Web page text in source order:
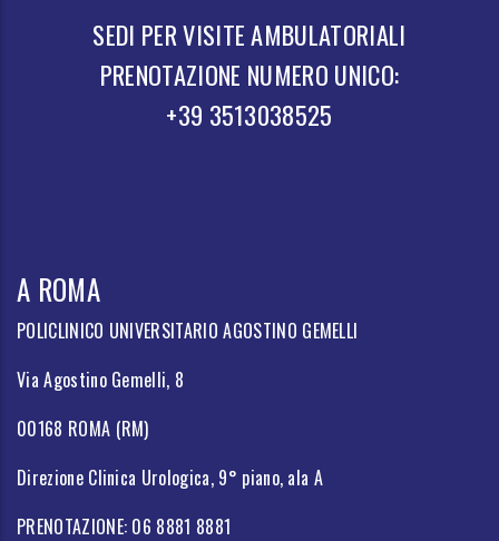
SEDI PER VISITE AMBULATORIALI
PRENOTAZIONE NUMERO UNICO:
+39 3513038525
A ROMA
POLICLINICO UNIVERSITARIO AGOSTINO GEMELLI
Via Agostino Gemelli, 8
00168 ROMA (RM)
Direzione Clinica Urologica, 9° piano, ala A
PRENOTAZIONE: 06 8881 8881